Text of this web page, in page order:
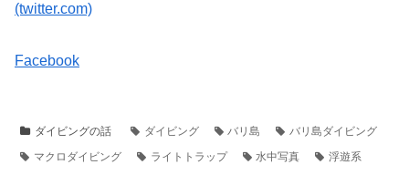
(twitter.com)
Facebook
ダイビングの話 ダイビング バリ島
バリ島ダイビング
マクロダイビング
ライトトラップ 水中写真
浮遊系